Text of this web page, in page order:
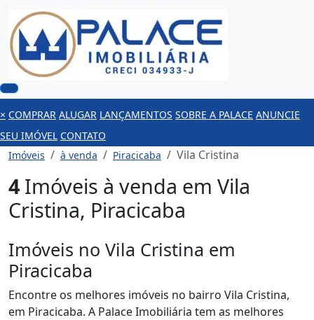
× COMPRAR ALUGAR LANÇAMENTOS SOBRE A PALACE ANUNCIE
SEU IMÓVEL CONTATO
Imóveis
à venda Piracicaba Vila Cristina
4 Imóveis à venda em Vila
Cristina, Piracicaba
Imóveis no Vila Cristina em
Piracicaba
Encontre os melhores imóveis no bairro Vila Cristina,
em Piracicaba. A Palace Imobiliária tem as melhores